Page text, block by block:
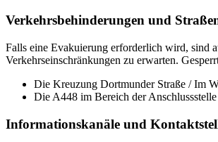
Verkehrsbehinderungen und
Falls eine Evakuierung erforderlich wird, sind
Verkehrseinschränkungen zu erwarten.
Die Kreuzung Dortmunder Straße / Im
Die A448 im Bereich der
Informationskanäle und